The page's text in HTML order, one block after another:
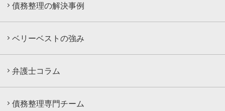
債務整理の解決事例
ベリーベストの強み
弁護士コラム
債務整理専門チーム